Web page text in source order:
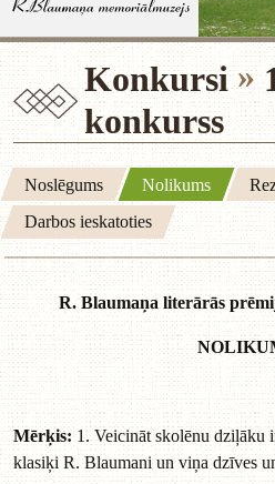
Konkursi
konkurss
Noslēgums Nolikums
Darbos ieskatoties
R. Blaumaņa literārās
Mērķis:1. Veicināt skolēnu dziļāku
klasiķi R. Blaumani un viņa dzīves